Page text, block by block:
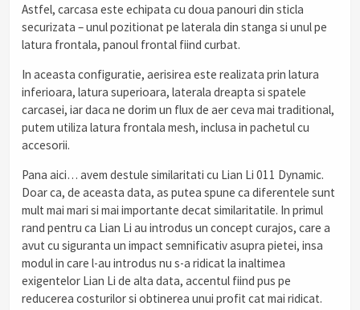
Astfel, carcasa este echipata cu doua panouri din sticla
securizata – unul pozitionat pe laterala din stanga si unul pe
latura frontala, panoul frontal fiind curbat.
In aceasta configuratie, aerisirea este realizata prin latura
inferioara, latura superioara, laterala dreapta si spatele
carcasei, iar daca ne dorim un flux de aer ceva mai traditional,
putem utiliza latura frontala mesh, inclusa in pachetul cu
accesorii.
Pana aici… avem destule similaritati cu Lian Li 011 Dynamic.
Doar ca, de aceasta data, as putea spune ca diferentele sunt
mult mai mari si mai importante decat similaritatile. In primul
rand pentru ca Lian Li au introdus un concept curajos, care a
avut cu siguranta un impact semnificativ asupra pietei, insa
modul in care l-au introdus nu s-a ridicat la inaltimea
exigentelor Lian Li de alta data, accentul fiind pus pe
reducerea costurilor si obtinerea unui profit cat mai ridicat.